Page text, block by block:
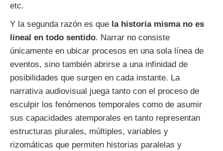
etc.
Y la segunda razón es que la historia misma no es
lineal en todo sentido. Narrar no consiste
únicamente en ubicar procesos en una sola línea de
eventos, sino también abrirse a una infinidad de
posibilidades que surgen en cada instante. La
narrativa audiovisual juega tanto con el proceso de
esculpir los fenómenos temporales como de asumir
sus capacidades atemporales en tanto representan
estructuras plurales, múltiples, variables y
rizomáticas que permiten historias paralelas y